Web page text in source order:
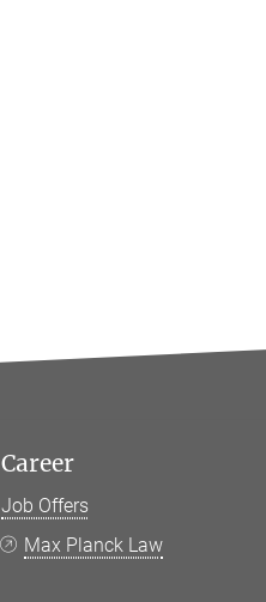
Career
Job Offers
Max Planck Law